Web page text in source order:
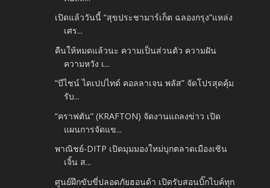
เปิดแล้ววันนี้ “สุขประชามาร์เก็ต ฉลองกรุง”แหล่ง
เศร...
คืนให้หมดแล้วนะ ความเป็นส่วนตัว ความฝัน
ความหวัง เ...
“บีไชน์ ไดเปปไทด์ คอลลาเจน พลัส” จัดโปรสุดคุ้ม
รับ...
“คราฟตัน” (KRAFTON) จัดงานแถลงข่าว เปิด
แผนการจัดแข...
พาณิชย์-DITP เปิดมุมมองใหม่บุกตลาดเมืองเซิน
เจิ้น ส...
ศูนย์ฝึกขับขี่ปลอดภัยฮอนด้า เปิดรับสอนบิ๊กไบค์ทุก